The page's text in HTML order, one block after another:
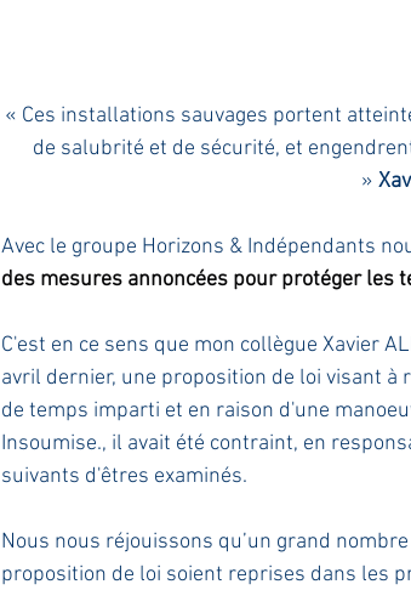
« Ces installations sauvages portent
de salubrité et de sécurité, et
»
Avec le groupe Horizons & Indépendants
des mesures annoncées pour protéger les
C'est en ce sens que mon collègue Xavier
avril dernier, une proposition de loi visant à
de temps imparti et en raison d'une
Insoumise., il avait été contraint, en
suivants d'êtres examinés.
Nous nous réjouissons qu’un grand
proposition de loi soient reprises dans les